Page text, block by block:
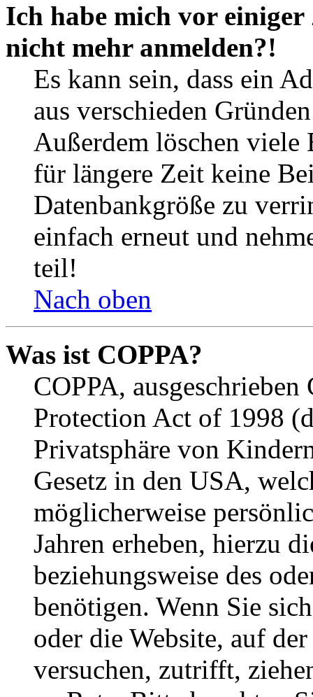
Ich habe mich vor
nicht mehr anmelden?!
Es kann sein, dass ein
aus verschieden
Außerdem löschen viele
für längere Zeit keine
Datenbankgröße zu
einfach erneut und
teil!
Nach oben
Was ist COPPA?
COPPA,
Protection Act of 1998
Privatsphäre von
Gesetz in den USA,
möglicherweise
Jahren erheben, hierzu
beziehungsweise des
benötigen. Wenn Sie
oder die Website, auf
versuchen, zutrifft,